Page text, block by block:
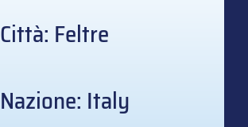
Città: Feltre
Nazione: Italy